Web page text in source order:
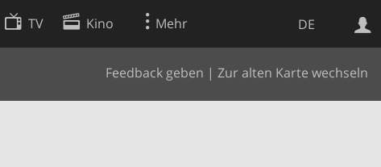
DE
TV Kino Mehr
Feedback geben | Zur alten Karte wechseln
Websuche